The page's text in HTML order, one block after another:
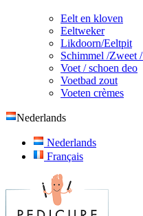
Eelt en kloven
Eeltweker
Likdoorn/Eeltpit
Schimmel /Zweet
Voet / schoen deo
Voetbad zout
Voeten crèmes
Nederlands
Nederlands
Français